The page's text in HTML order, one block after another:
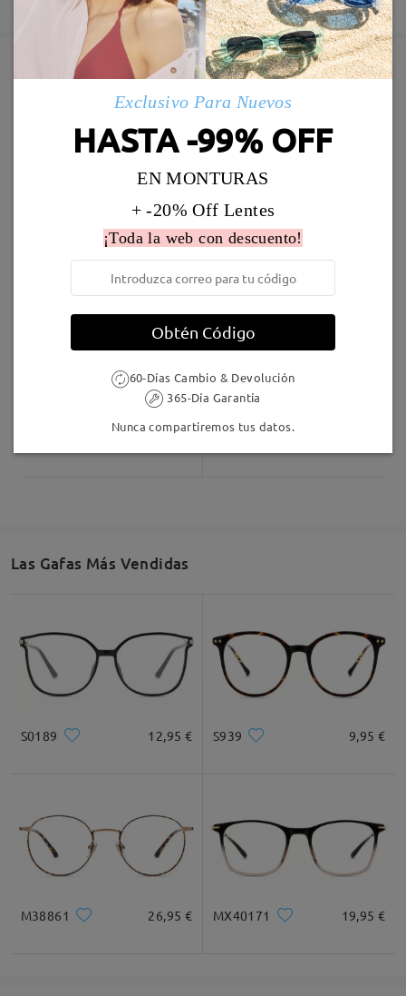
Leer todos los
comentarios
5-7 días laborales detalles
Enviado
5-7 días laborales
detalles
Marcos Similares
TR64861 24,95 € M45618
9,95 €
Las Gafas Más Vendidas
S0189 12,95 € S939 9,95 €
M38861 26,95 € MX40171 19,95 €
Exclusivo Para Nuevos
HASTA -99% OFF
EN MONTURAS
+ -20% Off Lentes
¡Toda la web con descuento!
Obtén Código
60-Días Cambio & Devolución
365-Día Garantía
Nunca compartiremos tus datos.